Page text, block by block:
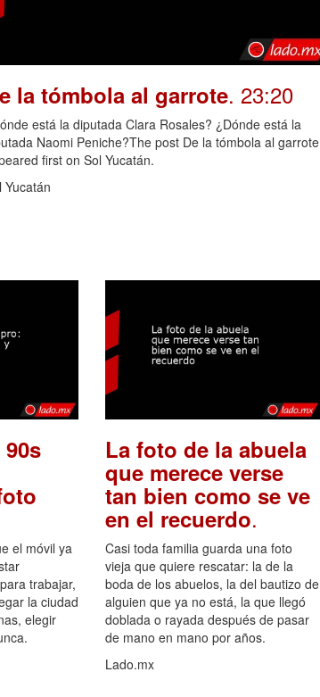
la tómbola al garrote. 23:20
está la diputada Clara Rosales? ¿Dónde está la
Naomi Peniche?The post De la tómbola al garrote
first on Sol Yucatán.
Yucatán
el móvil ya
trabajar,
la ciudad
elegir
La foto de la abuela
que merece verse
tan bien como se ve
en el recuerdo.
Casi toda familia guarda una foto
vieja que quiere rescatar: la de la
boda de los abuelos, la del bautizo de
alguien que ya no está, la que llegó
doblada o rayada después de pasar
de mano en mano por años.
Lado.mx